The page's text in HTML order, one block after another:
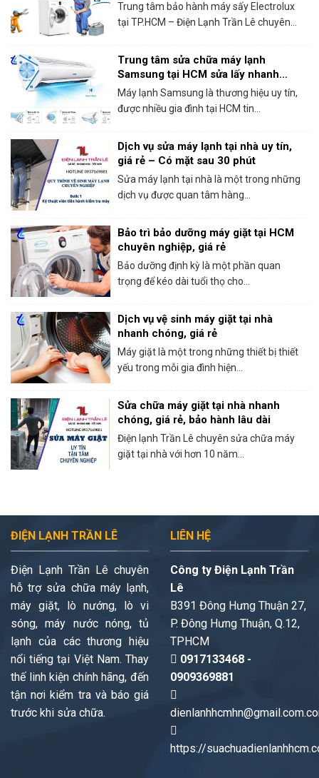
Trung tâm bảo hành máy sấy Electrolux
tại TP.HCM – Điện Lạnh Trần Lê chuyên...
Trung tâm sửa chữa máy lạnh
Samsung tại HCM sửa lấy nhanh
trong ngày
Máy lạnh Samsung là thương hiệu uy tín,
được nhiều gia đình tại HCM tin...
Dịch vụ sửa máy lạnh tại nhà uy tín,
giá rẻ – Có mặt sau 30 phút
Sửa máy lạnh tại nhà là một trong những
dịch vụ được quan tâm hàng...
Bảo trì bảo dưỡng máy giặt tại HCM
chuyên nghiệp, giá rẻ
Bảo dưỡng định kỳ là một phần quan
trọng để kéo dài tuổi thọ cho...
Dịch vụ vệ sinh máy giặt tại nhà
nhanh chóng, giá rẻ
Máy giặt là một trong những thiết bị thiết
yếu trong mỗi gia đình hiện...
Sửa chữa máy giặt tại nhà nhanh
chóng, giá rẻ, bảo hành lâu dài
Điện lạnh Trần Lê chuyên sửa chữa máy
giặt tại nhà với hơn 10 năm...
ĐIỆN LẠNH TRẦN LÊ
Điện Lạnh Trần Lê chuyên
hỗ trợ sửa chữa máy lạnh,
máy giặt, lò nướng, lò vi
sóng, máy nước nóng, tủ
lạnh của các thương hiệu
nổi tiếng tại Việt Nam. Thay
thế linh kiện chính hãng, đến
tận nơi kiểm tra và báo giá
trước khi sửa chữa.
LIÊN HỆ
Công ty Điện Lạnh Trần
Lê
B391 Đông Hưng Thuận 27,
P. Đông Hưng Thuận, Q.12,
TPHCM
0917133468 -
0909369881
https://